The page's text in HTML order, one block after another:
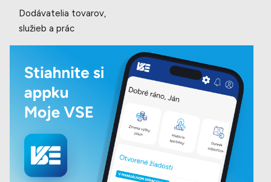
Dodávatelia tovarov,
služieb a prác